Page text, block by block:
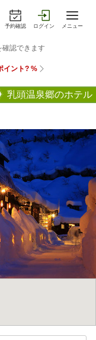
予約確認 ログイン メニュー
乳頭温泉郷のホテル